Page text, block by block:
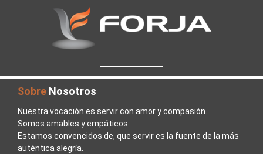
Sobre Nosotros
Nuestra vocación es servir con amor y compasión.
Somos amables y empáticos.
Estamos convencidos de, que servir es la fuente de la más
auténtica alegría.